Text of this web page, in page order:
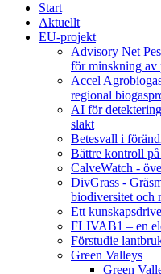
Start
Aktuellt
EU-projekt
Advisory Net
för minskning av
Accel
regional
AI för
slakt
Betesvall i
Bättre kontroll
CalveWatch -
DivGrass -
biodiversitet och
Ett
FLIVAB1 – en
Förstudie
Green Valleys
Green